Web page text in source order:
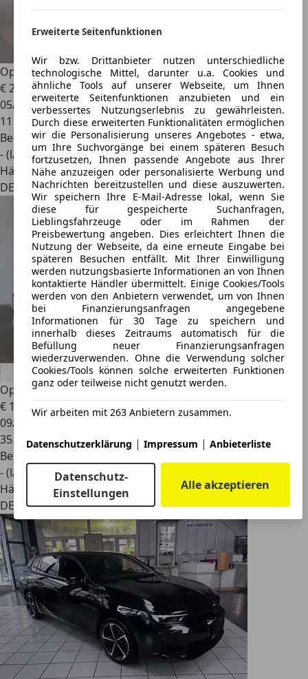
Erweiterte Seitenfunktionen
Wir bzw. Drittanbieter nutzen unterschiedliche
technologische Mittel, darunter u.a. Cookies und
ähnliche Tools auf unserer Webseite, um Ihnen
erweiterte Seitenfunktionen anzubieten und ein
verbessertes Nutzungserlebnis zu gewährleisten.
Durch diese erweiterten Funktionalitäten ermöglichen
wir die Personalisierung unseres Angebotes - etwa,
um Ihre Suchvorgänge bei einem späteren Besuch
fortzusetzen, Ihnen passende Angebote aus Ihrer
Nähe anzuzeigen oder personalisierte Werbung und
Nachrichten bereitzustellen und diese auszuwerten.
Wir speichern Ihre E-Mail-Adresse lokal, wenn Sie
diese für gespeicherte Suchanfragen,
Lieblingsfahrzeuge oder im Rahmen der
Preisbewertung angeben. Dies erleichtert Ihnen die
Nutzung der Webseite, da eine erneute Eingabe bei
späteren Besuchen entfällt. Mit Ihrer Einwilligung
werden nutzungsbasierte Informationen an von Ihnen
kontaktierte Händler übermittelt. Einige Cookies/Tools
werden von den Anbietern verwendet, um von Ihnen
bei Finanzierungsanfragen angegebene
Informationen für 30 Tage zu speichern und
innerhalb dieses Zeitraums automatisch für die
Befüllung neuer Finanzierungsanfragen
wiederzuverwenden. Ohne die Verwendung solcher
Cookies/Tools können solche erweiterten Funktionen
ganz oder teilweise nicht genutzt werden.
Wir arbeiten mit 263 Anbietern zusammen.
Datenschutzerklärung | Impressum | Anbieterliste
Datenschutz-
Einstellungen
Alle akzeptieren
Opel AstraH GTC Selection "110 Jahre"
€ 2.999
05/2009
111.000 km
Benzin
- (l/100 km)
Händler
DE 12439
Opel Astra Sports Tourer 2020 1,4 Turbo AT | SHZ | PDC
€ 13.985
09/2020
35.170 km
Benzin
- (l/100 km)
Händler
DE 95615